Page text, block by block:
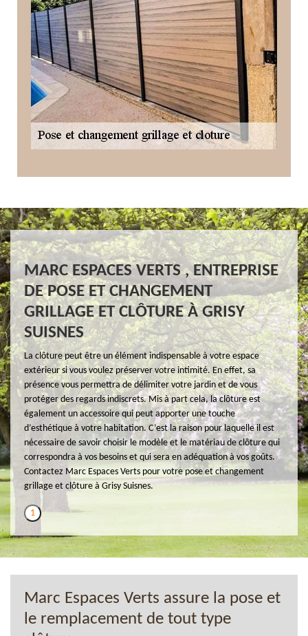
MARC ESPACES VERTS , ENTREPRISE
DE POSE ET CHANGEMENT
GRILLAGE ET CLÔTURE À GRISY
SUISNES
La clôture peut être un élément indispensable à votre espace
extérieur si vous voulez préserver votre intimité. En effet, sa
présence vous permettra de délimiter votre jardin et de vous
protéger des regards indiscrets. Mis à part cela, la clôture est
également un accessoire qui peut apporter une touche
d’esthétique à votre habitation. C’est la raison pour laquelle il est
nécessaire de savoir choisir le modèle et le matériau de clôture qui
correspondra à vos besoins et qui sera en adéquation à vos goûts.
Contactez Marc Espaces Verts pour votre pose et changement
grillage et clôture à Grisy Suisnes.
1
Marc Espaces Verts assure la pose et
le remplacement de tout type